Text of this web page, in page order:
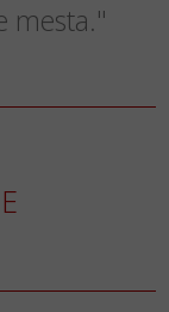
mesta."